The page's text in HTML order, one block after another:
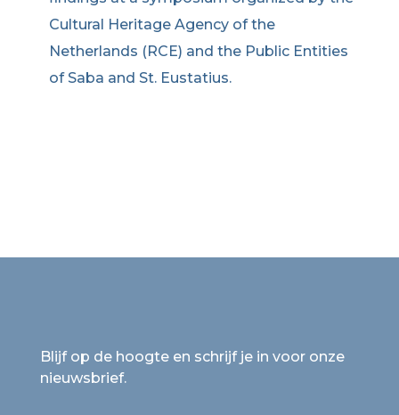
Cultural Heritage Agency of the
Netherlands (RCE) and the Public Entities
of Saba and St. Eustatius.
Blijf op de hoogte en schrijf je in voor onze
nieuwsbrief.